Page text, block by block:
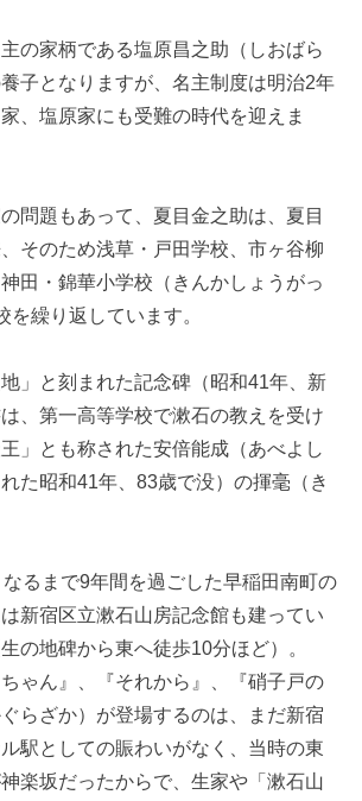
の家柄である塩原昌之助（しおばら
子となりますが、名主制度は明治2年
、塩原家にも受難の時代を迎えま
問題もあって、夏目金之助は、夏目
そのため浅草・戸田学校、市ヶ谷柳
田・錦華小学校（きんかしょうがっ
を繰り返しています。
地」と刻まれた記念碑（昭和41年、新
、第一高等学校で漱石の教えを受け
王」とも称された安倍能成（あべよし
た昭和41年、83歳で没）の揮毫（き
るまで9年間を過ごした早稲田南町の
は新宿区立漱石山房記念館も建ってい
の地碑から東へ徒歩10分ほど）。
ゃん』、『それから』、『硝子戸の
らざか）が登場するのは、まだ新宿
駅としての賑わいがなく、当時の東
楽坂だったからで、生家や「漱石山